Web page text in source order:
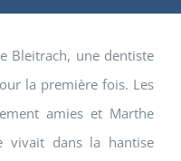
Bleitrach, une dentiste
la première fois. Les
amies et Marthe
vivait dans la hantise